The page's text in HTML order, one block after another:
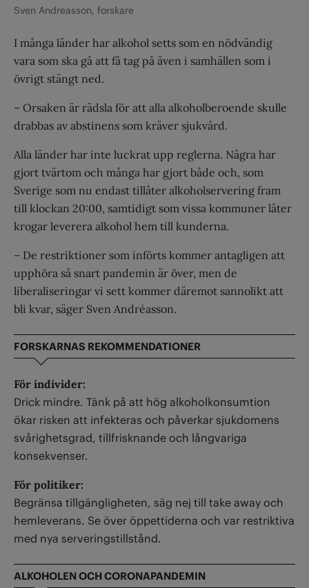
Sven Andreasson, forskare
I många länder har alkohol setts som en nödvändig
vara som ska gå att få tag på även i samhällen som i
övrigt stängt ned.
– Orsaken är rädsla för att alla alkoholberoende skulle
drabbas av abstinens som kräver sjukvård.
Alla länder har inte luckrat upp reglerna. Några har
gjort tvärtom och många har gjort både och, som
Sverige som nu endast tillåter alkoholservering fram
till klockan 20:00, samtidigt som vissa kommuner låter
krogar leverera alkohol hem till kunderna.
– De restriktioner som införts kommer antagligen att
upphöra så snart pandemin är över, men de
liberaliseringar vi sett kommer däremot sannolikt att
bli kvar, säger Sven Andréasson.
FORSKARNAS REKOMMENDATIONER
För individer:
Drick mindre. Tänk på att hög alkoholkonsumtion
ökar risken att infekteras och påverkar sjukdomens
svårighetsgrad, tillfrisknande och långvariga
konsekvenser.
För politiker:
Begränsa tillgängligheten, säg nej till take away och
hemleverans. Se över öppettiderna och var restriktiva
med nya serveringstillstånd.
ALKOHOLEN OCH CORONAPANDEMIN